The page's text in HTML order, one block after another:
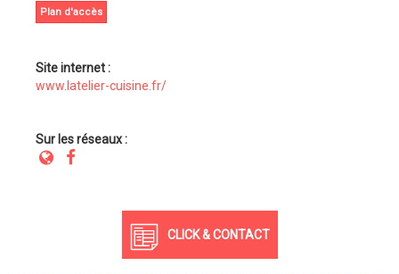
Plan d'accès
Site internet :
www.latelier-cuisine.fr/
Sur les réseaux :
CLICK & CONTACT